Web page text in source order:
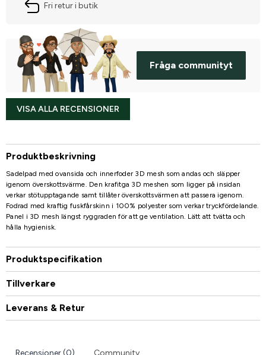
Fri retur i butik
Fråga communityt
VISA ALLA RECENSIONER
Produktbeskrivning
Sadelpad med ovansida och innerfoder 3D mesh som andas och släpper
igenom överskottsvärme. Den krafitga 3D meshen som ligger på insidan
verkar stötupptagande samt tillåter överskottsvärmen att passera igenom.
Fodrad med kraftig fuskfårskinn i 100% polyester som verkar tryckfördelande.
Panel i 3D mesh längst ryggraden för att ge ventilation. Lätt att tvätta och
hålla hygienisk.
Produktspecifikation
Tillverkare
Leverans & Retur
Recensioner (0) Community